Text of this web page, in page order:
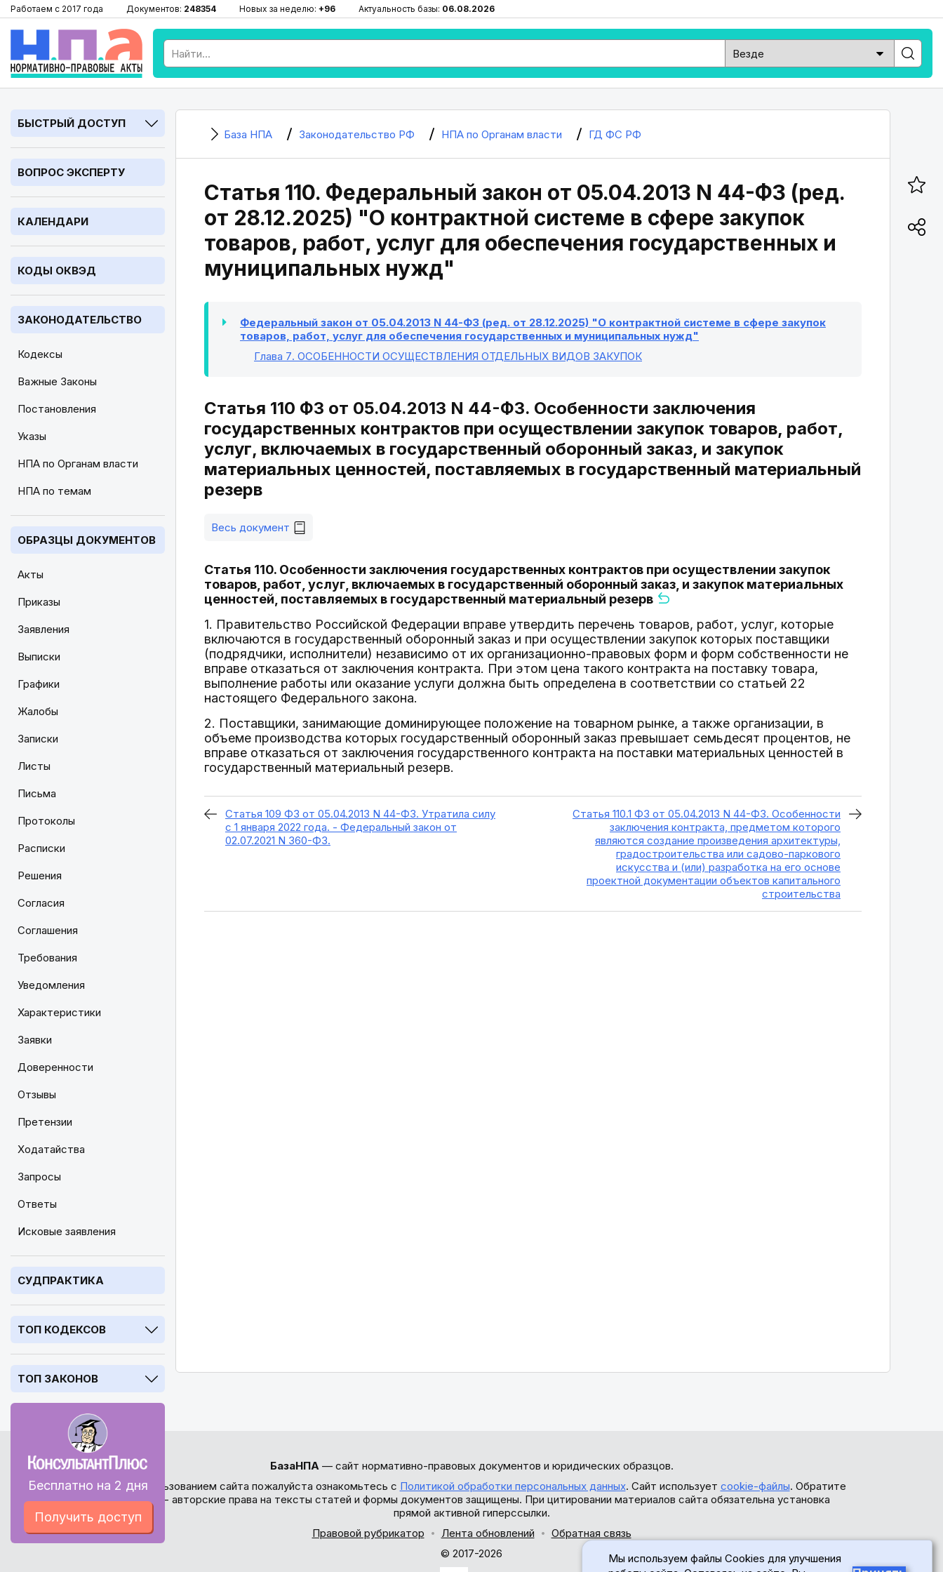
Работаем с 2017 года Документов: 248354 Новых за неделю: +96 Актуальность базы: 06.08.2026
БЫСТРЫЙ ДОСТУП
ВОПРОС ЭКСПЕРТУ
КАЛЕНДАРИ
КОДЫ ОКВЭД
ЗАКОНОДАТЕЛЬСТВО
Кодексы
Важные Законы
Постановления
Указы
НПА по Органам власти
НПА по темам
ОБРАЗЦЫ ДОКУМЕНТОВ
Акты
Приказы
Заявления
Выписки
Графики
Жалобы
Записки
Листы
Письма
Протоколы
Расписки
Решения
Согласия
Соглашения
Требования
Уведомления
Характеристики
Заявки
Доверенности
Отзывы
Претензии
Ходатайства
Запросы
Ответы
Исковые заявления
СУДПРАКТИКА
ТОП КОДЕКСОВ
ТОП ЗАКОНОВ
Бесплатно на 2 дня
Получить доступ
База НПА Законодательство РФ НПА по Органам власти ГД ФС РФ
Статья 110. Федеральный закон от 05.04.2013 N 44-ФЗ (ред.
от 28.12.2025) "О контрактной системе в сфере закупок
товаров, работ, услуг для обеспечения государственных и
муниципальных нужд"
Федеральный закон от 05.04.2013 N 44-ФЗ (ред. от 28.12.2025) "О контрактной системе в сфере закупок
товаров, работ, услуг для обеспечения государственных и муниципальных нужд"
Глава 7. ОСОБЕННОСТИ ОСУЩЕСТВЛЕНИЯ ОТДЕЛЬНЫХ ВИДОВ ЗАКУПОК
Статья 110 ФЗ от 05.04.2013 N 44-ФЗ. Особенности заключения
государственных контрактов при осуществлении закупок товаров, работ,
услуг, включаемых в государственный оборонный заказ, и закупок
материальных ценностей, поставляемых в государственный материальный
резерв
Весь документ
Статья 110. Особенности заключения государственных контрактов при осуществлении закупок
товаров, работ, услуг, включаемых в государственный оборонный заказ, и закупок материальных
ценностей, поставляемых в государственный материальный резерв
1. Правительство Российской Федерации вправе утвердить перечень товаров, работ, услуг, которые
включаются в государственный оборонный заказ и при осуществлении закупок которых поставщики
(подрядчики, исполнители) независимо от их организационно-правовых форм и форм собственности не
вправе отказаться от заключения контракта. При этом цена такого контракта на поставку товара,
выполнение работы или оказание услуги должна быть определена в соответствии со статьей 22
настоящего Федерального закона.
2. Поставщики, занимающие доминирующее положение на товарном рынке, а также организации, в
объеме производства которых государственный оборонный заказ превышает семьдесят процентов, не
вправе отказаться от заключения государственного контракта на поставки материальных ценностей в
государственный материальный резерв.
Статья 109 ФЗ от 05.04.2013 N 44-ФЗ. Утратила силу
с 1 января 2022 года. - Федеральный закон от
02.07.2021 N 360-ФЗ.
Статья 110.1 ФЗ от 05.04.2013 N 44-ФЗ. Особенности
заключения контракта, предметом которого
являются создание произведения архитектуры,
градостроительства или садово-паркового
искусства и (или) разработка на его основе
проектной документации объектов капитального
строительства
БазаНПА— сайт нормативно-правовых документов и юридических образцов.
Перед использованием сайта пожалуйста ознакомьтесь с Политикой обработки персональных данных. Сайт использует cookie-файлы. Обратите
внимание - авторские права на тексты статей и формы документов защищены. При цитировании материалов сайта обязательна установка
прямой активной гиперссылки.
Правовой рубрикатор
Лента обновлений
Обратная связь
© 2017-2026
Мы используем файлы Cookies для улучшения